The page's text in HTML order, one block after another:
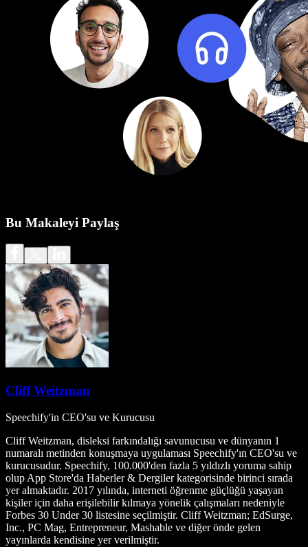
Bu Makaleyi Paylaş
Cliff Weitzman
Speechify'in CEO'su ve Kurucusu
Cliff Weitzman, disleksi farkındalığı savunucusu ve dünyanın 1
numaralı metinden konuşmaya uygulaması Speechify'ın CEO'su ve
kurucusudur. Speechify, 100.000'den fazla 5 yıldızlı yoruma sahip
olup App Store'da Haberler & Dergiler kategorisinde birinci sırada
yer almaktadır. 2017 yılında, interneti öğrenme güçlüğü yaşayan
kişiler için daha erişilebilir kılmaya yönelik çalışmaları nedeniyle
Forbes 30 Under 30 listesine seçilmiştir. Cliff Weitzman; EdSurge,
Inc., PC Mag, Entrepreneur, Mashable ve diğer önde gelen
yayınlarda kendisine yer verilmiştir.